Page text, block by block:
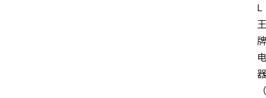
L
王
牌
电
器
（